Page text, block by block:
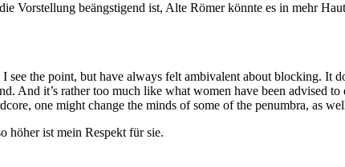
Vorstellung beängstigend ist, Alte Römer könnte es in mehr
the point, but have always felt ambivalent about blocking. It
And it’s rather too much like what women have been advised
one might change the minds of some of the penumbra, as
höher ist mein Respekt für sie.